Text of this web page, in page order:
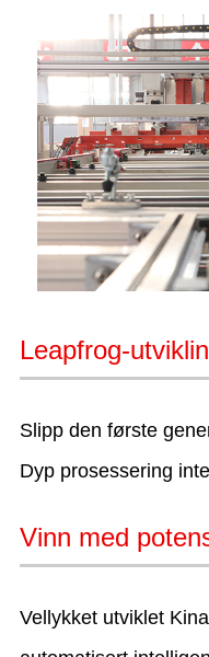
Leapfrog-
Slipp den første
Dyp prosessering
Vinn med
Vellykket utviklet